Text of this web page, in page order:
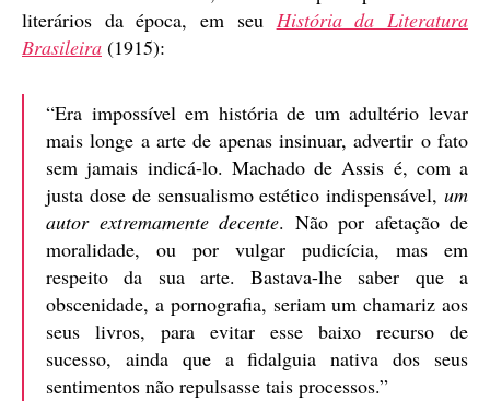
literários da época, em seu História da Literatura
Brasileira (1915):
“Era impossível em história de um adultério levar
mais longe a arte de apenas insinuar, advertir o fato
sem jamais indicá-lo. Machado de Assis é, com a
justa dose de sensualismo estético indispensável, um
autor extremamente decente. Não por afetação de
moralidade, ou por vulgar pudicícia, mas em
respeito da sua arte. Bastava-lhe saber que a
obscenidade, a pornografia, seriam um chamariz aos
seus livros, para evitar esse baixo recurso de
sucesso, ainda que a fidalguia nativa dos seus
sentimentos não repulsasse tais processos.”